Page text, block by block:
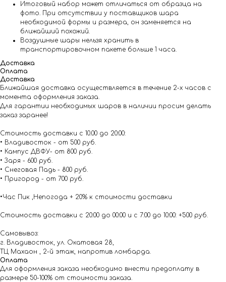
Итоговый набор может отличаться от образца на
фото. При отсутствии у поставщиков шара
необходимой формы и размера, он заменяется на
ближайший похожий.
Воздушные шары нельзя хранить в
транспортировочном пакете больше 1 часа.
Доставка
Оплата
Доставка
Ближайшая доставка осуществляется в течение 2-х часов с
момента оформления заказа.
Для гарантии необходимых шаров в наличии просим делать
заказ заранее!
Стоимость доставки с 10.00 до 20:00:
• Владивосток - от 500 руб.
• Кампус ДВФУ- от 800 руб.
• Заря - 600 руб.
• Снеговая Падь - 800 руб.
• Пригород - от 700 руб.
•Час Пик ,Непогода + 20% к стоимости доставки
Стоимость доставки с 20:00 до 00:00 и с 7:00 до 10:00: +500 руб.
Самовывоз:
г. Владивосток, ул. Окатовая 28,
ТЦ Махаон , 2-й этаж, напротив ломбарда.
Оплата
Для оформления заказа необходимо внести предоплату в
размере 50-100% от стоимости заказа.